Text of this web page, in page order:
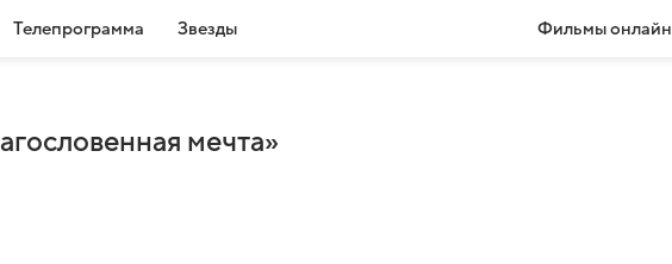
Телепрограмма Звезды Фильмы онлайн
мечта»